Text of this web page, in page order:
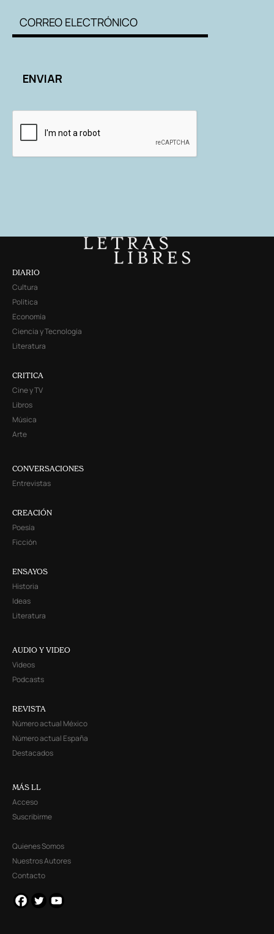
DIARIO
Cultura
Política
Economía
Ciencia y Tecnología
Literatura
CRITICA
Cine y TV
Libros
Música
Arte
CONVERSACIONES
Entrevistas
CREACIÓN
Poesía
Ficción
ENSAYOS
Historia
Ideas
Literatura
AUDIO Y VIDEO
Videos
Podcasts
REVISTA
Número actual México
Número actual España
Destacados
MÁS LL
Acceso
Suscribirme
Quienes Somos
Nuestros Autores
Contacto